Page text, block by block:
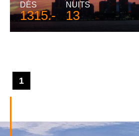
DÈS
1315.-
NUITS
13
1